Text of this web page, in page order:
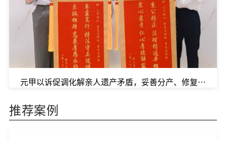
元甲以诉促调化解亲人遗产矛盾，妥善分产、修复亲情
推荐案例